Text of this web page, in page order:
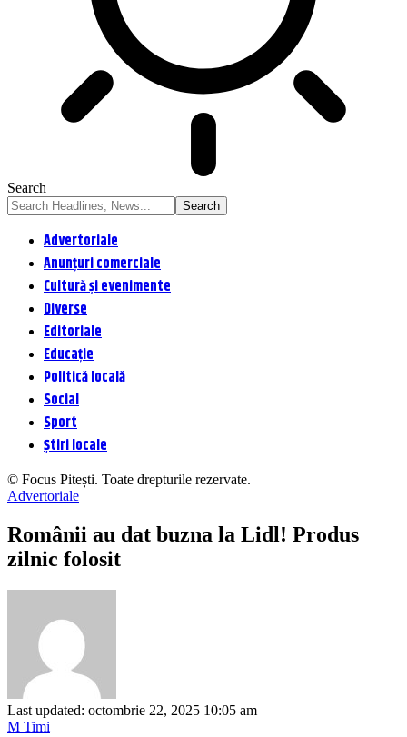
Search
Advertoriale
Anunțuri comerciale
Cultură și evenimente
Diverse
Editoriale
Educație
Politică locală
Social
Sport
Știri locale
© Focus Pitești. Toate drepturile rezervate.
Advertoriale
Românii au dat buzna la Lidl! Produs
zilnic folosit
Last updated: octombrie 22, 2025 10:05 am
M Timi